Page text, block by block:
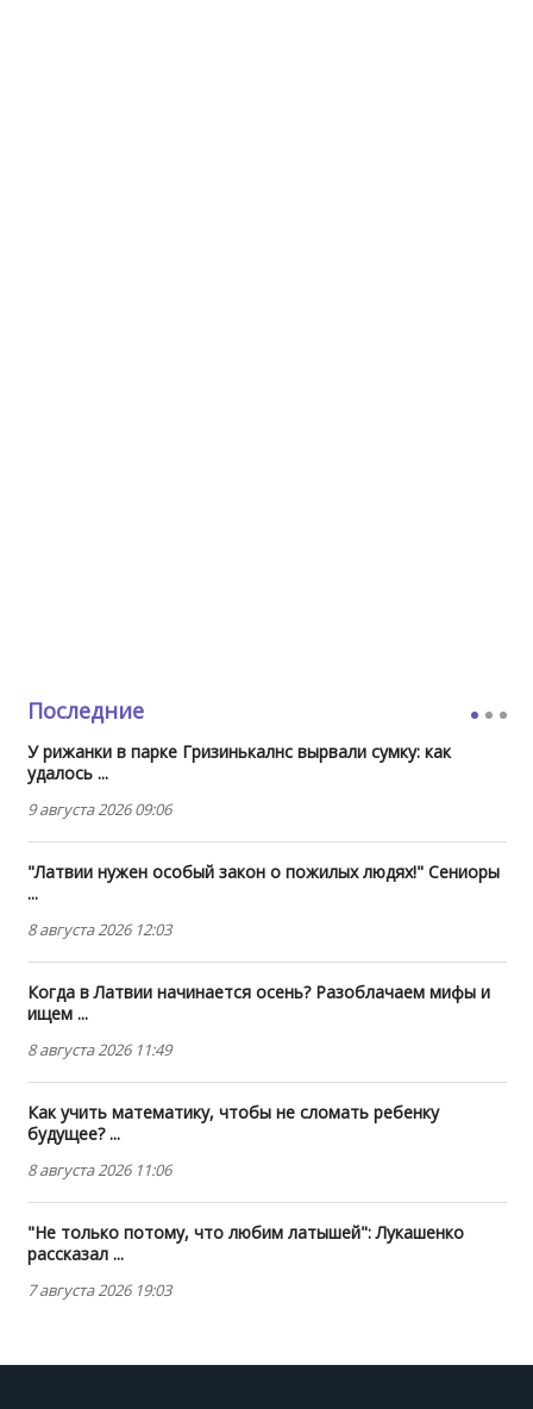
Последние
У рижанки в парке Гризинькалнс вырвали сумку: как
удалось ...
9 августа 2026 09:06
"Латвии нужен особый закон о пожилых людях!" Сениоры
...
8 августа 2026 12:03
Когда в Латвии начинается осень? Разоблачаем мифы и
ищем ...
8 августа 2026 11:49
Как учить математику, чтобы не сломать ребенку
будущее? ...
8 августа 2026 11:06
"Не только потому, что любим латышей": Лукашенко
рассказал ...
7 августа 2026 19:03